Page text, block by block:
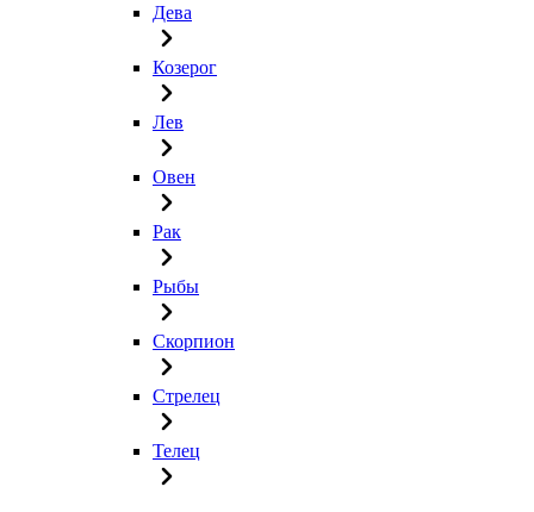
Дева
Козерог
Лев
Овен
Рак
Рыбы
Скорпион
Стрелец
Телец